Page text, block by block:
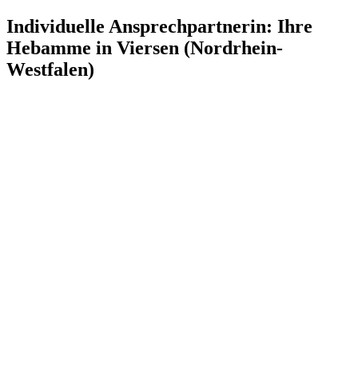
Individuelle Ansprechpartnerin: Ihre
Hebamme in Viersen (Nordrhein-
Westfalen)